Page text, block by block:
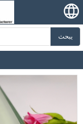
يبحث